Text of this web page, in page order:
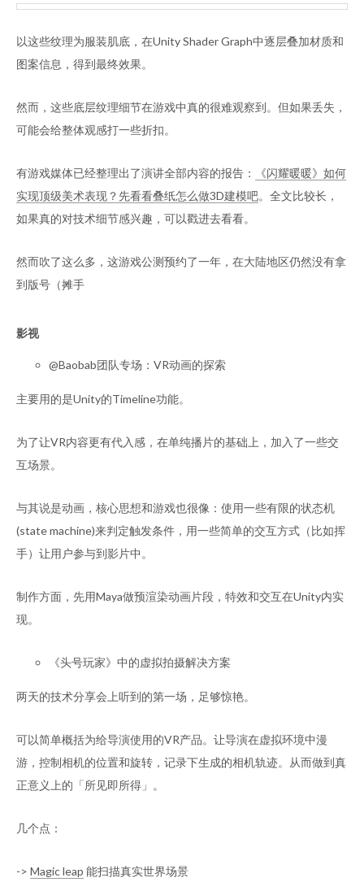
以这些纹理为服装肌底，在Unity Shader Graph中逐层叠加材质和
图案信息，得到最终效果。
然而，这些底层纹理细节在游戏中真的很难观察到。但如果丢失，
可能会给整体观感打一些折扣。
有游戏媒体已经整理出了演讲全部内容的报告：
《闪耀暖暖》如何
实现顶级美术表现？先看看叠纸怎么做3D建模吧。全文比较长，
如果真的对技术细节感兴趣，可以戳进去看看。
然而吹了这么多，这游戏公测预约了一年，在大陆地区仍然没有拿
到版号（摊手
影视
@Baobab团队专场：VR动画的探索
主要用的是Unity的Timeline功能。
为了让VR内容更有代入感，在单纯播片的基础上，加入了一些交
互场景。
与其说是动画，核心思想和游戏也很像：使用一些有限的状态机
(state machine)来判定触发条件，用一些简单的交互方式（比如挥
手）让用户参与到影片中。
制作方面，先用Maya做预渲染动画片段，特效和交互在Unity内实
现。
《头号玩家》中的虚拟拍摄解决方案
两天的技术分享会上听到的第一场，足够惊艳。
可以简单概括为给导演使用的VR产品。让导演在虚拟环境中漫
游，控制相机的位置和旋转，记录下生成的相机轨迹。从而做到真
正意义上的「所见即所得」。
几个点：
-> Magic leap 能扫描真实世界场景